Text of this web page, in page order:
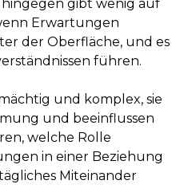
gibt wenig auf
Erwartungen
der Oberfläche, und es
führen.
und komplex, sie
und beeinflussen
welche Rolle
in einer Beziehung
Miteinander